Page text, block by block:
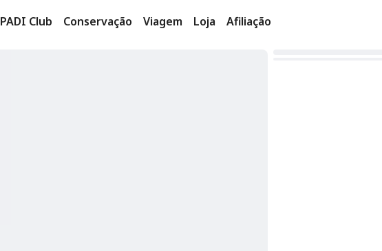
PADI Club Conservação Viagem Loja Afiliação